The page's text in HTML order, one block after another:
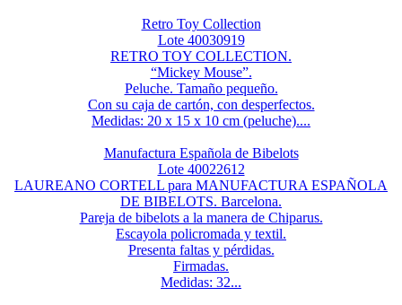
Retro Toy Collection
Lote 40030919
RETRO TOY COLLECTION.
“Mickey Mouse”.
Peluche. Tamaño pequeño.
Con su caja de cartón, con desperfectos.
Medidas: 20 x 15 x 10 cm (peluche)....
Manufactura Española de Bibelots
Lote 40022612
LAUREANO CORTELL para MANUFACTURA ESPAÑOLA
DE BIBELOTS. Barcelona.
Pareja de bibelots a la manera de Chiparus.
Escayola policromada y textil.
Presenta faltas y pérdidas.
Firmadas.
Medidas: 32...